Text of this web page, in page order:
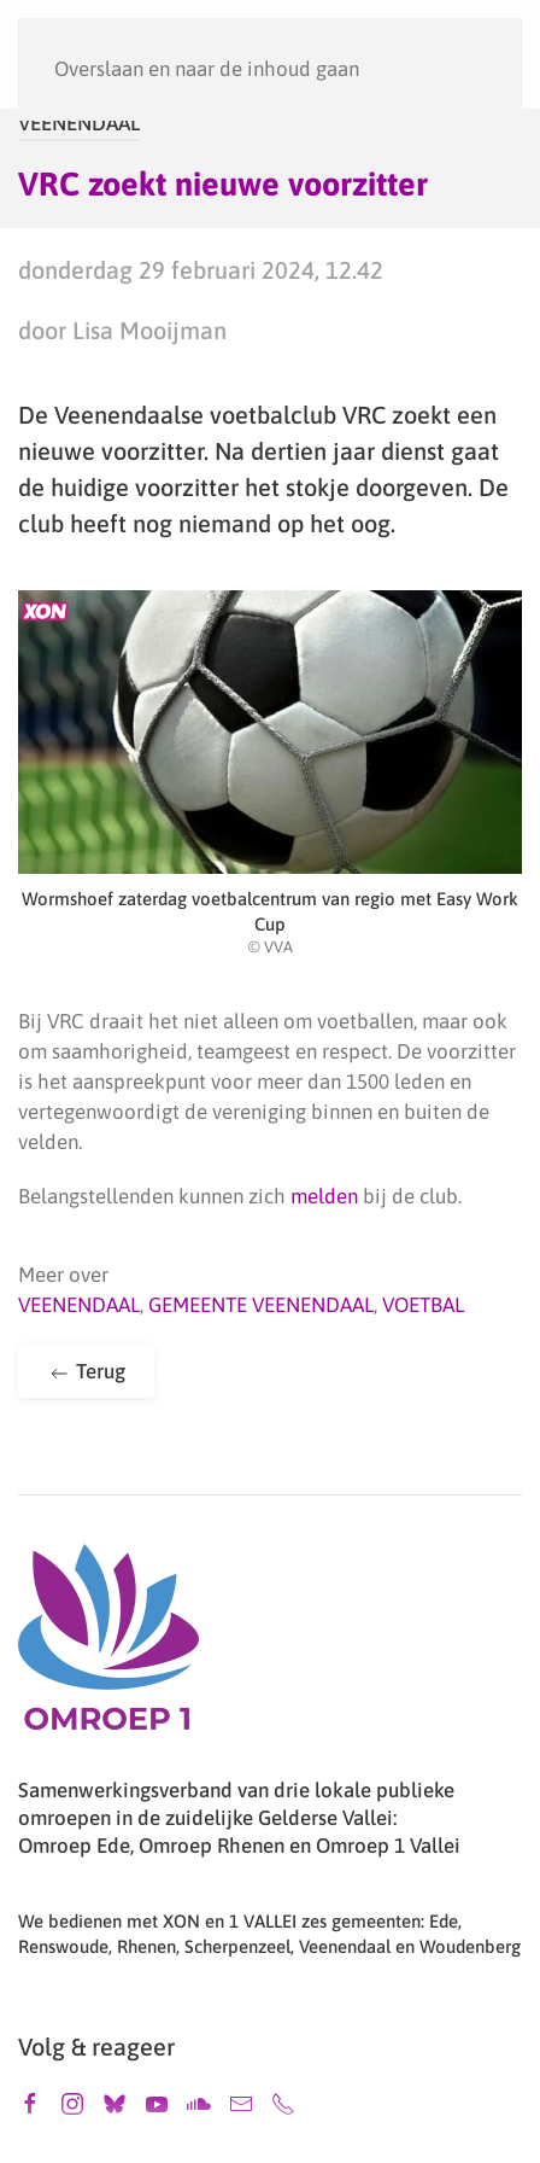
Overslaan en naar de inhoud gaan
VEENENDAAL
VRC zoekt nieuwe voorzitter
donderdag 29 februari 2024, 12.42
door Lisa Mooijman
De Veenendaalse voetbalclub VRC zoekt een
nieuwe voorzitter. Na dertien jaar dienst gaat
de huidige voorzitter het stokje doorgeven. De
club heeft nog niemand op het oog.
Wormshoef zaterdag voetbalcentrum van regio met Easy Work
Cup
© VVA
Bij VRC draait het niet alleen om voetballen, maar ook
om saamhorigheid, teamgeest en respect. De voorzitter
is het aanspreekpunt voor meer dan 1500 leden en
vertegenwoordigt de vereniging binnen en buiten de
velden.
Belangstellenden kunnen zich melden bij de club.
Meer over
VEENENDAAL, GEMEENTE VEENENDAAL, VOETBAL
Terug
Samenwerkingsverband van drie lokale publieke
omroepen in de zuidelijke Gelderse Vallei:
Omroep Ede, Omroep Rhenen en Omroep 1 Vallei
We bedienen met XON en 1 VALLEI zes gemeenten: Ede,
Renswoude, Rhenen, Scherpenzeel, Veenendaal en Woudenberg
Volg & reageer